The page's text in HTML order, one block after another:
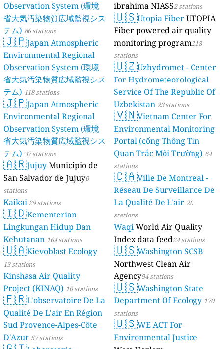
Observation System (環境
省大気汚染物質広域監視シス
テム) 86 stations
🇯🇵Japan Atmospheric
Environmental Regional
Observation System (環境
省大気汚染物質広域監視シス
テム) 118 stations
🇯🇵Japan Atmospheric
Environmental Regional
Observation System (環境
省大気汚染物質広域監視シス
テム) 37 stations
🇦🇷Jujuy Municipio de
San Salvador de Jujuy0
stations
Kaikai 29 stations
🇮🇩Kementerian
Lingkungan Hidup Dan
Kehutanan 169 stations
🇺🇦Kievoblast Ecology
13 stations
Kinshasa Air Quality
Project (KINAQ) 10 stations
🇫🇷L'observatoire De La
Qualité De L'air En Région
Sud Provence-Alpes-Côte
D'Azur 57 stations
ibrahima NIASS2 stations
🇺🇸Utopia FiberUTOPIA
Fiber powered air quality
monitoring program218
stations
🇺🇿Uzhydromet - Center
For Hydrometeorological
Service Of The Republic Of
Uzbekistan 23 stations
🇻🇳Vietnam Center For
Environmental Monitoring
Portal (cổng Thông Tin
Quan Trắc Môi Trường) 64
stations
🇨🇦Ville De Montreal -
Réseau De Surveillance De
La Qualité De L'air 20
stations
WaqiWorld Air Quality
Index data feed24 stations
🇺🇸Washington SCSB
Northwest Clean Air
Agency94 stations
🇺🇸Washington State
Department Of Ecology 170
stations
🇺🇸WE ACT For
Environmental Justice